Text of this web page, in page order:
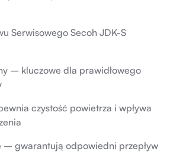
Serwisowego Secoh JDK-S
– kluczowe dla prawidłowego
czystość powietrza i wpływa
– gwarantują odpowiedni przepływ